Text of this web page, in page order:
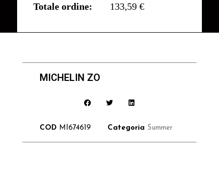
Totale ordine:
133,59 €
MICHELIN ZO
COD MI674619 Categoria Summer